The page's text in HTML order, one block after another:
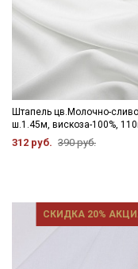
Штапель цв.Молочно-
ш.1.45м, вискоза-100%,
312 руб. 390 руб.
СКИДКА 20%